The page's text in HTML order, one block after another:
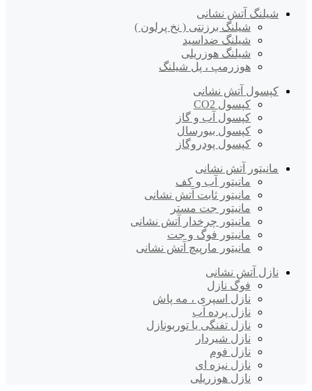
شیلنگ آتش نشانی
شیلنگ برزنتی ( نخ پرلون )
شیلنگ ضداسید
شیلنگ هوزریلی
هوزرمپ ، پل شیلنگ
کپسول آتش نشانی
کپسول CO2
کپسول آب و گاز
کپسول بیورسال
کپسول پودروگاز
مانیتور آتش نشانی
مانیتور آب و کف
مانیتور ثابت آتش نشانی
مانیتور جت مستر
مانیتور چرخدار آتش نشانی
مانیتور فوگ و جت
مانیتور مارپیچ آتش نشانی
نازل آتش نشانی
فوگ نازل
نازل اسپری ، مه پاش
نازل پرده آب
نازل تفنگی یا توربونازل
نازل شیردار
نازل فوم
نازل نیزه ای
نازل هوزریلی